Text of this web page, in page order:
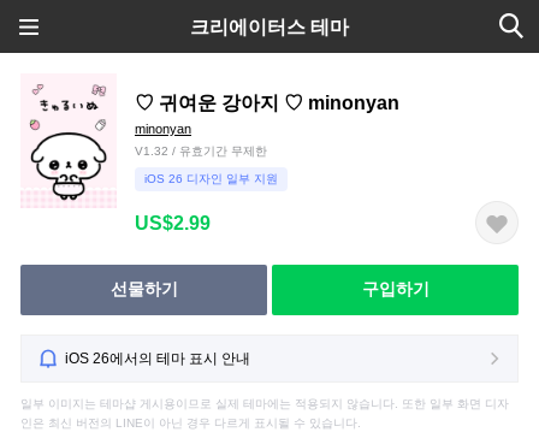
크리에이터스 테마
♡ 귀여운 강아지 ♡ minonyan
minonyan
V1.32 / 유효기간 무제한
iOS 26 디자인 일부 지원
US$2.99
선물하기 구입하기
iOS 26에서의 테마 표시 안내
일부 이미지는 테마샵 게시용이므로 실제 테마에는 적용되지 않습니다. 또한 일부 화면 디자
인은 최신 버전의 LINE이 아닌 경우 다르게 표시될 수 있습니다.